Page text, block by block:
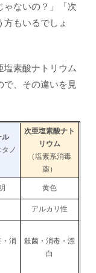
ゃないの？」「次
もいるでしょ
塩素酸ナトリウム
で、その違いを見
ル
タノ
次亜塩素酸ナト
リウム
（塩素系消毒
薬）
黄色
アルカリ性
・消
殺菌・消毒・漂
白